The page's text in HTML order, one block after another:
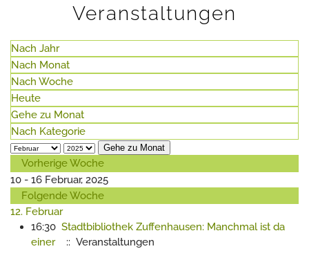
Veranstaltungen
Nach Jahr
Nach Monat
Nach Woche
Heute
Gehe zu Monat
Nach Kategorie
Gehe zu Monat
Vorherige Woche
10 - 16 Februar, 2025
Folgende Woche
12. Februar
16:30 Stadtbibliothek Zuffenhausen: Manchmal ist da
einer
:: Veranstaltungen